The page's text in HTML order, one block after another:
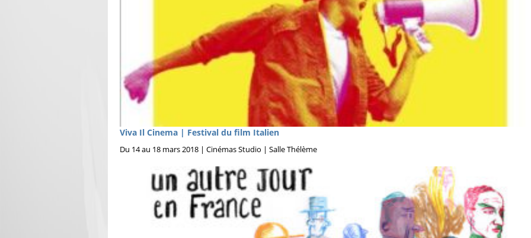
Viva Il Cinema | Festival du film Italien
Du 14 au 18 mars 2018 | Cinémas Studio | Salle Thélème